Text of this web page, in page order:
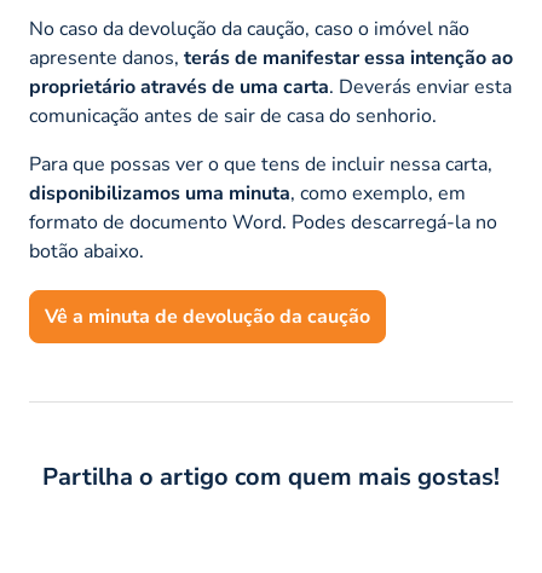
No caso da devolução da caução, caso o imóvel não
apresente danos, terás de manifestar essa intenção ao
proprietário através de uma carta. Deverás enviar esta
comunicação antes de sair de casa do senhorio.
Para que possas ver o que tens de incluir nessa carta,
disponibilizamos uma minuta, como exemplo, em
formato de documento Word. Podes descarregá-la no
botão abaixo.
Vê a minuta de devolução da caução
Partilha o artigo com quem mais gostas!